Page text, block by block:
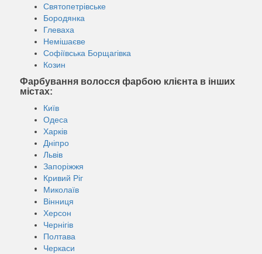
Святопетрівське
Бородянка
Глеваха
Немішаєве
Софіївська Борщагівка
Козин
Фарбування волосся фарбою клієнта в інших
містах:
Київ
Одеса
Харків
Дніпро
Львів
Запоріжжя
Кривий Ріг
Миколаїв
Вінниця
Херсон
Чернігів
Полтава
Черкаси